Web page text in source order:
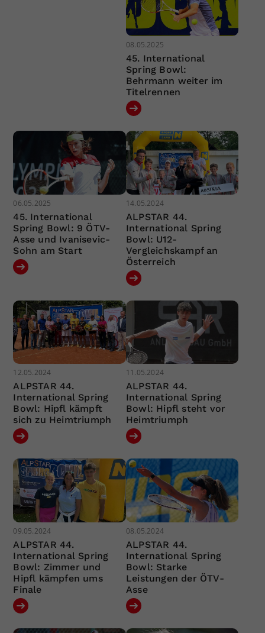
08.05.2025
45. International
Spring Bowl:
Behrmann weiter im
Titelrennen
06.05.2025
45. International
Spring Bowl: 9 ÖTV-
Asse und Ivanisevic-
Sohn am Start
14.05.2024
ALPSTAR 44.
International Spring
Bowl: U12-
Vergleichskampf an
Österreich
12.05.2024
ALPSTAR 44.
International Spring
Bowl: Hipfl kämpft
sich zu Heimtriumph
11.05.2024
ALPSTAR 44.
International Spring
Bowl: Hipfl steht vor
Heimtriumph
09.05.2024
ALPSTAR 44.
International Spring
Bowl: Zimmer und
Hipfl kämpfen ums
Finale
08.05.2024
ALPSTAR 44.
International Spring
Bowl: Starke
Leistungen der ÖTV-
Asse